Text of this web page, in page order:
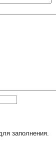
заполнения.